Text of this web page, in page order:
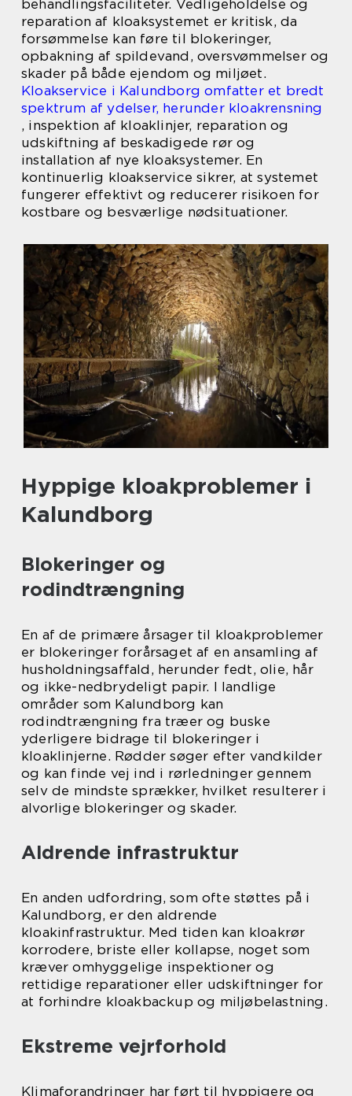
behandlingsfaciliteter. Vedligeholdelse og
reparation af kloaksystemet er kritisk, da
forsømmelse kan føre til blokeringer,
opbakning af spildevand, oversvømmelser og
skader på både ejendom og miljøet.
Kloakservice i Kalundborg omfatter et bredt
spektrum af ydelser, herunder kloakrensning
, inspektion af kloaklinjer, reparation og
udskiftning af beskadigede rør og
installation af nye kloaksystemer. En
kontinuerlig kloakservice sikrer, at systemet
fungerer effektivt og reducerer risikoen for
kostbare og besværlige nødsituationer.
Hyppige kloakproblemer i
Kalundborg
Blokeringer og
rodindtrængning
En af de primære årsager til kloakproblemer
er blokeringer forårsaget af en ansamling af
husholdningsaffald, herunder fedt, olie, hår
og ikke-nedbrydeligt papir. I landlige
områder som Kalundborg kan
rodindtrængning fra træer og buske
yderligere bidrage til blokeringer i
kloaklinjerne. Rødder søger efter vandkilder
og kan finde vej ind i rørledninger gennem
selv de mindste sprækker, hvilket resulterer i
alvorlige blokeringer og skader.
Aldrende infrastruktur
En anden udfordring, som ofte støttes på i
Kalundborg, er den aldrende
kloakinfrastruktur. Med tiden kan kloakrør
korrodere, briste eller kollapse, noget som
kræver omhyggelige inspektioner og
rettidige reparationer eller udskiftninger for
at forhindre kloakbackup og miljøbelastning.
Ekstreme vejrforhold
Klimaforandringer har ført til hyppigere og